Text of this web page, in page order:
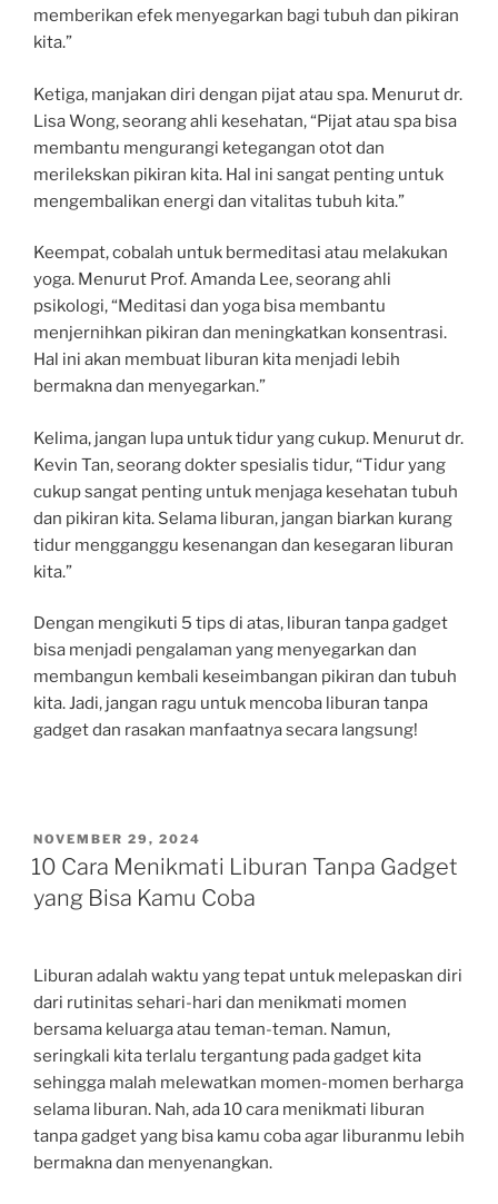
memberikan efek menyegarkan bagi tubuh dan pikiran
kita.”
Ketiga, manjakan diri dengan pijat atau spa. Menurut dr.
Lisa Wong, seorang ahli kesehatan, “Pijat atau spa bisa
membantu mengurangi ketegangan otot dan
merilekskan pikiran kita. Hal ini sangat penting untuk
mengembalikan energi dan vitalitas tubuh kita.”
Keempat, cobalah untuk bermeditasi atau melakukan
yoga. Menurut Prof. Amanda Lee, seorang ahli
psikologi, “Meditasi dan yoga bisa membantu
menjernihkan pikiran dan meningkatkan konsentrasi.
Hal ini akan membuat liburan kita menjadi lebih
bermakna dan menyegarkan.”
Kelima, jangan lupa untuk tidur yang cukup. Menurut dr.
Kevin Tan, seorang dokter spesialis tidur, “Tidur yang
cukup sangat penting untuk menjaga kesehatan tubuh
dan pikiran kita. Selama liburan, jangan biarkan kurang
tidur mengganggu kesenangan dan kesegaran liburan
kita.”
Dengan mengikuti 5 tips di atas, liburan tanpa gadget
bisa menjadi pengalaman yang menyegarkan dan
membangun kembali keseimbangan pikiran dan tubuh
kita. Jadi, jangan ragu untuk mencoba liburan tanpa
gadget dan rasakan manfaatnya secara langsung!
POSTED
ON
NOVEMBER 29, 2024
10 Cara Menikmati Liburan Tanpa Gadget
yang Bisa Kamu Coba
Liburan adalah waktu yang tepat untuk melepaskan diri
dari rutinitas sehari-hari dan menikmati momen
bersama keluarga atau teman-teman. Namun,
seringkali kita terlalu tergantung pada gadget kita
sehingga malah melewatkan momen-momen berharga
selama liburan. Nah, ada 10 cara menikmati liburan
tanpa gadget yang bisa kamu coba agar liburanmu lebih
bermakna dan menyenangkan.